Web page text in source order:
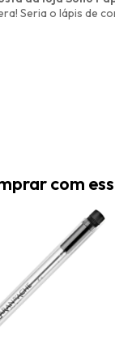
Seria o lápis de
com